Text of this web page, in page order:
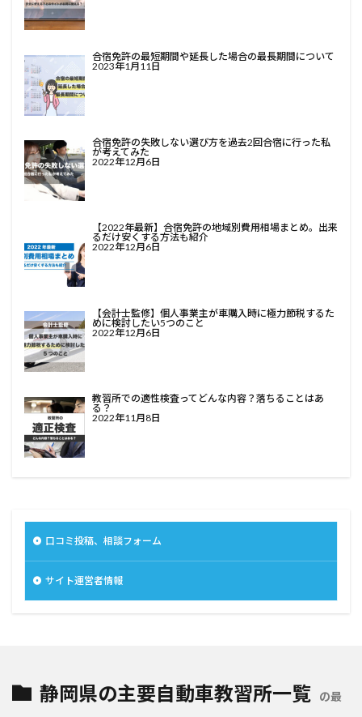
合宿免許の最短期間や延長した場合の最長期間について
2023年1月11日
合宿免許の失敗しない選び方を過去2回合宿に行った私
が考えてみた
2022年12月6日
【2022年最新】合宿免許の地域別費用相場まとめ。出来
るだけ安くする方法も紹介
2022年12月6日
【会計士監修】個人事業主が車購入時に極力節税するた
めに検討したい5つのこと
2022年12月6日
教習所での適性検査ってどんな内容？落ちることはあ
る？
2022年11月8日
口コミ投稿、相談フォーム
サイト運営者情報
静岡県の主要自動車教習所一覧 の最